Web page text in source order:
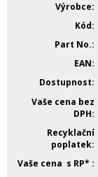
Výrobce
Kód
Part No.
EAN
Dostupnost
Vaše cena bez
DPH
Recyklační
poplatek
Vaše cena s RP*